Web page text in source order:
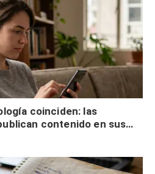
coinciden: las
contenido en sus
buscar validación